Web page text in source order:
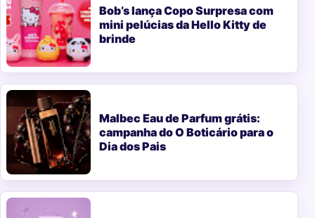
Bob’s lança Copo Surpresa com
mini pelúcias da Hello Kitty de
brinde
Malbec Eau de Parfum grátis:
campanha do O Boticário para o
Dia dos Pais